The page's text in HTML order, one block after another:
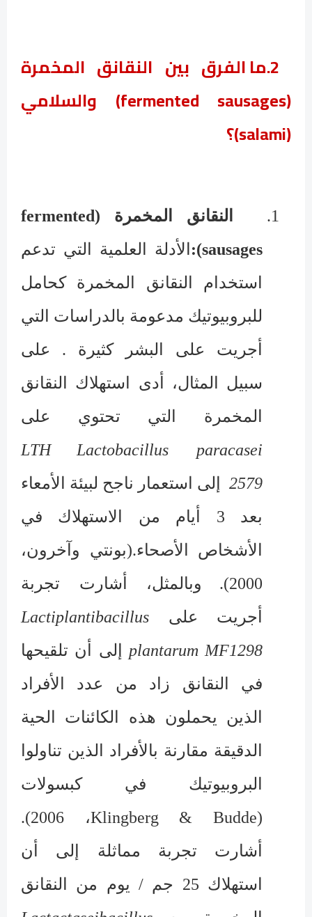
2.ما الفرق بين النقانق المخمرة
(fermented sausages) والسلامي
(salami)؟
1. النقانق المخمرة (
fermented
sausages
): الأدلة العلمية التي تدعم
استخدام النقانق المخمرة كحامل
للبروبيوتيك مدعومة بالدراسات التي
أجريت على البشر كثيرة . على
سبيل المثال، أدى استهلاك النقانق
المخمرة التي تحتوي على
Lactobacillus paracasei
LTH
2579
إلى استعمار ناجح لبيئة الأمعاء
بعد 3 أيام من الاستهلاك في
الأشخاص الأصحاء.(بونتي وآخرون،
2000).
وبالمثل، أشارت تجربة
أجريت على Lactiplantibacillus
plantarum MF1298 إلى أن تلقيحها
في النقانق زاد من عدد الأفراد
الذين يحملون هذه الكائنات الحية
الدقيقة مقارنة بالأفراد الذين تناولوا
البروبيوتيك في كبسولات
(
Klingberg & Budde
، 2006).
أشارت تجربة مماثلة إلى أن
استهلاك 25 جم / يوم من النقانق